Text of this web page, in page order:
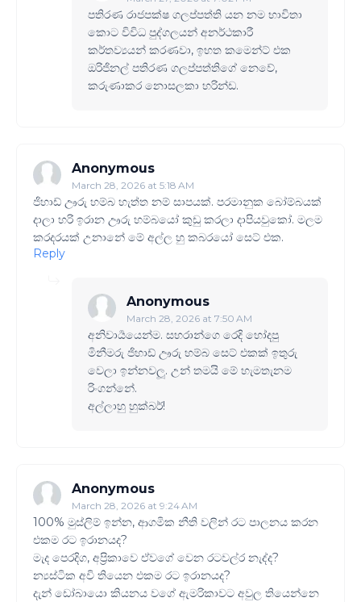
පතිරණ රාජපක්ෂ ගලප්පත්ති යන නම භාවිතා
කොට විවිධ පුද්ගලයන් අනර්ථකාරී
කර්තව්‍යයන් කරණවා, ඉහත කමෙන්ට් එක
ඔරිජිනල් පතිරණ ගලප්පත්තිගේ නෙවේ,
කරුණාකර නොසලකා හරින්ඩ.
Anonymous
March 28, 2026 at 5:18 AM
ජිහාඩ් ඌරු හම්බ හැත්ත නම් සාපයක්. පරමානුක බෝම්බයක්
දාලා හරි ඉරාන ඌරු හම්බයෝ කුඩු කරලා දාපියවුකෝ. මලම
කරදරයක් උනානේ මේ අල්ල හු කබරයෝ සෙට් එක.
Reply
Anonymous
March 28, 2026 at 7:50 AM
අනිවාර්‍යයෙන්ම. සහරාන්ගෙ රෙදි හෝදපු
මිනීමරු ජිහාඩ් ඌරු හම්බ සෙට් එකක් ඉතුරු
වෙලා ඉන්නවලූ. උන් තමයි මේ හැමතැනම
රිංගන්නේ.
අල්ලාහු හුක්බර්!
Anonymous
March 28, 2026 at 9:24 AM
100% මුස්ලිම් ඉන්න, ආගමික නීති වලින් රට පාලනය කරන
එකම රට ඉරානයද?
මැද පෙරදිග, අප්‍රිකාවෙ ඒවගේ වෙන රටවල්‍ර නැද්ද?
න්‍යස්ටික අවි තියෙන එකම රට ඉරානයද?
දැන් ඩෝබායො කියනය වගේ ඇමරිකාවට අවුල තියෙන්නෙ